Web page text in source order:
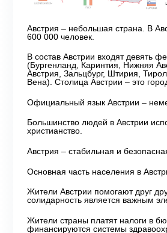
Австрия – небольшая страна. В
600 000 человек.
В состав Австрии входят девять
(Бургенланд, Каринтия, Нижняя
Австрия, Зальцбург, Штирия,
Вена). Столица Австрии – это
Официальный язык Австрии –
Большинство людей в Австрии
христианство.
Австрия – стабильная и
Основная часть населения в
Жители Австрии помогают друг
солидарность является важным
Жители страны платят налоги в
финансируются системы